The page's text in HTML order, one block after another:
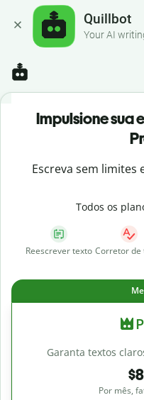
Quillbot
Your AI
Impulsione sua
Escreva sem limites
Todos os
Reescrever texto Corretor de
Garanta textos
Por mês,